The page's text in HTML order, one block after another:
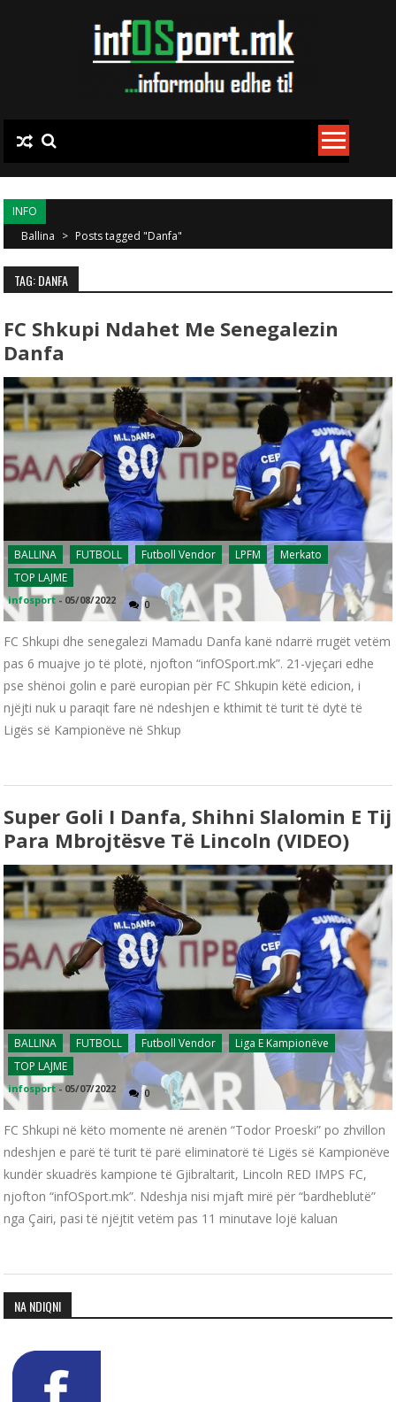
INFO
Ballina > Posts tagged "Danfa"
TAG: DANFA
FC Shkupi Ndahet Me Senegalezin
Danfa
BALLINA FUTBOLL Futboll Vendor LPFM
Merkato
TOP LAJME
infosport - 05/08/2022 0
FC Shkupi dhe senegalezi Mamadu Danfa kanë ndarrë rrugët vetëm
pas 6 muajve jo të plotë, njofton “infOSport.mk”. 21-vjeçari edhe
pse shënoi golin e parë europian për FC Shkupin këtë edicion, i
njëjti nuk u paraqit fare në ndeshjen e kthimit të turit të dytë të
Ligës së Kampionëve në Shkup
Super Goli I Danfa, Shihni Slalomin E Tij
Para Mbrojtësve Të Lincoln (VIDEO)
BALLINA FUTBOLL Futboll Vendor
Liga E Kampionëve
TOP LAJME
infosport - 05/07/2022 0
FC Shkupi në këto momente në arenën “Todor Proeski” po zhvillon
ndeshjen e parë të turit të parë eliminatorë të Ligës së Kampionëve
kundër skuadrës kampione të Gjibraltarit, Lincoln RED IMPS FC,
njofton “infOSport.mk”. Ndeshja nisi mjaft mirë për “bardheblutë”
nga Çairi, pasi të njëjtit vetëm pas 11 minutave lojë kaluan
NA NDIQNI